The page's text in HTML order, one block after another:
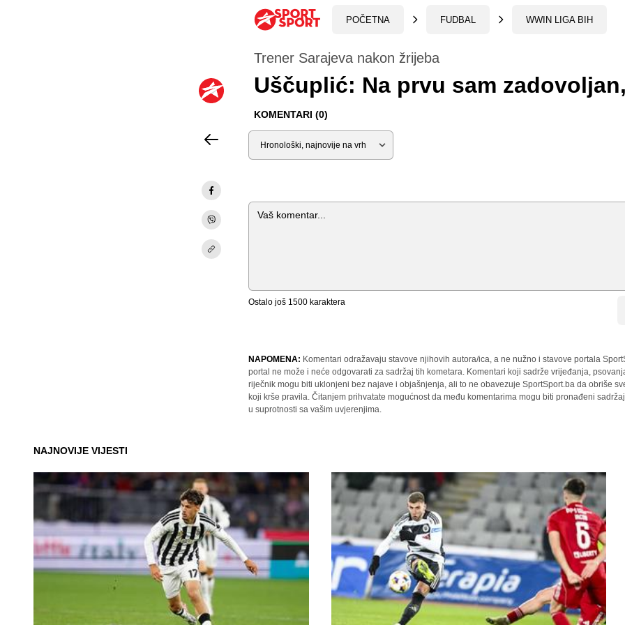
POČETNA FUDBAL WWIN LIGA BIH
Trener Sarajeva nakon žrijeba
Uščuplić: Na prvu sam
KOMENTARI (0)
Sortiraj
Komentar
Ostalo još 1500 karaktera
NAPOMENA: Komentari odražavaju stavove njihovih autora/ica, a ne nužno i stavove portala
portal ne može i neće odgovarati za sadržaj tih kometara. Komentari koji sadrže vrijeđanja,
riječnik mogu biti uklonjeni bez najave i objašnjenja, ali to ne obavezuje SportSport.ba da obriše
koji krše pravila. Čitanjem prihvatate mogućnost da među komentarima mogu biti pronađeni
u suprotnosti sa vašim uvjerenjima.
NAJNOVIJE VIJESTI